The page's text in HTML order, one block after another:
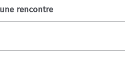
rencontre